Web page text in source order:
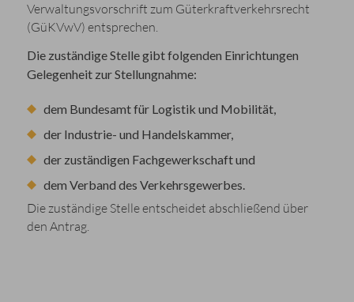
Verwaltungsvorschrift zum Güterkraftverkehrsrecht
(GüKVwV) entsprechen.
Die zuständige Stelle gibt folgenden Einrichtungen
Gelegenheit zur Stellungnahme:
dem Bundesamt für Logistik und Mobilität,
der Industrie- und Handelskammer,
der zuständigen Fachgewerkschaft und
dem Verband des Verkehrsgewerbes.
Die zuständige Stelle entscheidet abschließend über
den Antrag.